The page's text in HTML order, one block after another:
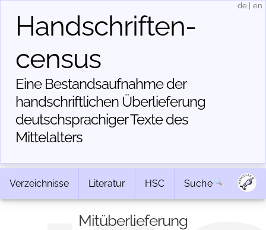
Handschriften­
census
Eine Bestandsaufnahme der
handschriftlichen Über­lieferung
deutschsprachiger Texte des
Mittelalters
de en
Verzeichnisse Literatur HSC Suche
Mitüberlieferung